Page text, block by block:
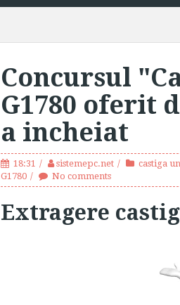
Concursul
G1780 oferit
a incheiat
18:31 sistemepc.net castiga
G1780
No comments
Extragere